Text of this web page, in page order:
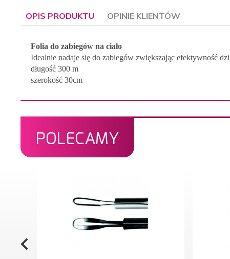
OPIS PRODUKTU OPINIE KLIENTÓW
Folia do zabiegów na ciało
Idealnie nadaje się do zabiegów zwiększając efektywność
długość 300 m
szerokość 30cm
POLECAMY